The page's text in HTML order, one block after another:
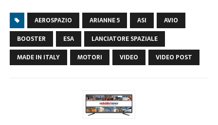
AEROSPAZIO ARIANNE 5 ASI
AVIO
BOOSTER
ESA
LANCIATORE SPAZIALE
MADE IN ITALY
MOTORI VIDEO VIDEO POST